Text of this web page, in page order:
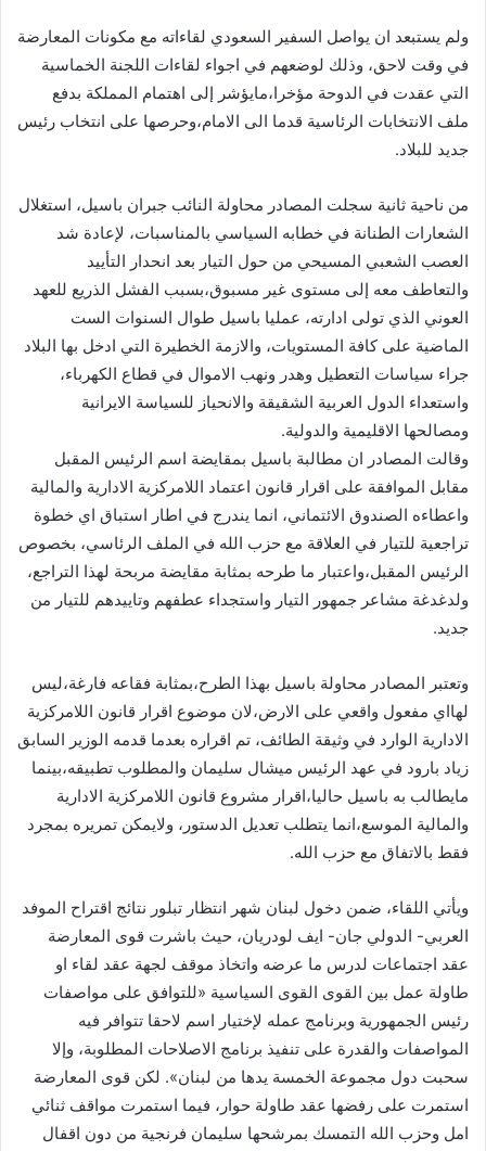
ولم يستبعد ان يواصل السفير السعودي لقاءاته مع مكونات المعارضة
في وقت لاحق، وذلك لوضعهم في اجواء لقاءات اللجنة الخماسية
التي عقدت في الدوحة مؤخرا،مايؤشر إلى اهتمام المملكة بدفع
ملف الانتخابات الرئاسية قدما الى الامام،وحرصها على انتخاب رئيس
جديد للبلاد.
من ناحية ثانية سجلت المصادر محاولة النائب جبران باسيل، استغلال
الشعارات الطنانة في خطابه السياسي بالمناسبات، لإعادة شد
العصب الشعبي المسيحي من حول التيار بعد انحدار التأييد
والتعاطف معه إلى مستوى غير مسبوق،بسبب الفشل الذريع للعهد
العوني الذي تولى ادارته، عمليا باسيل طوال السنوات الست
الماضية على كافة المستويات، والازمة الخطيرة التي ادخل بها البلاد
جراء سياسات التعطيل وهدر ونهب الاموال في قطاع الكهرباء،
واستعداء الدول العربية الشقيقة والانحياز للسياسة الايرانية
ومصالحها الاقليمية والدولية.
وقالت المصادر ان مطالبة باسيل بمقايضة اسم الرئيس المقبل
مقابل الموافقة على اقرار قانون اعتماد اللامركزية الادارية والمالية
واعطاءه الصندوق الائتماني، انما يندرج في اطار استباق اي خطوة
تراجعية للتيار في العلاقة مع حزب الله في الملف الرئاسي، بخصوص
الرئيس المقبل،واعتبار ما طرحه بمثابة مقايضة مربحة لهذا التراجع،
ولدغدغة مشاعر جمهور التيار واستجداء عطفهم وتاييدهم للتيار من
جديد.
وتعتبر المصادر محاولة باسيل بهذا الطرح،بمثابة فقاعه فارغة،ليس
لهااي مفعول واقعي على الارض،لان موضوع اقرار قانون اللامركزية
الادارية الوارد في وثيقة الطائف، تم اقراره بعدما قدمه الوزير السابق
زياد بارود في عهد الرئيس ميشال سليمان والمطلوب تطبيقه،بينما
مايطالب به باسيل حاليا،اقرار مشروع قانون اللامركزية الادارية
والمالية الموسع،انما يتطلب تعديل الدستور، ولايمكن تمريره بمجرد
فقط بالاتفاق مع حزب الله.
ويأتي اللقاء، ضمن دخول لبنان شهر انتظار تبلور نتائج اقتراح الموفد
العربي- الدولي جان- ايف لودريان، حيث باشرت قوى المعارضة
عقد اجتماعات لدرس ما عرضه واتخاذ موقف لجهة عقد لقاء او
طاولة عمل بين القوى القوى السياسية «للتوافق على مواصفات
رئيس الجمهورية وبرنامج عمله لإختيار اسم لاحقا تتوافر فيه
المواصفات والقدرة على تنفيذ برنامج الاصلاحات المطلوبة، وإلا
سحبت دول مجموعة الخمسة يدها من لبنان». لكن قوى المعارضة
استمرت على رفضها عقد طاولة حوار، فيما استمرت مواقف ثنائي
امل وحزب الله التمسك بمرشحها سليمان فرنجية من دون اقفال